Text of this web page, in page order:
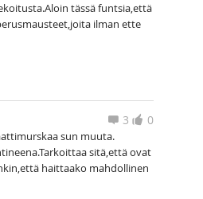
tässä funtsia,että
ilman ette
0
3
sun muuta.
sitä,että ovat
haittaako mahdollinen